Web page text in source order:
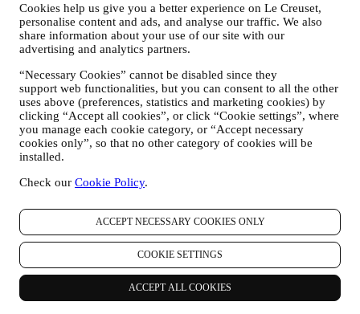
Cookies help us give you a better experience on Le Creuset,
personalise content and ads, and analyse our traffic. We also
share information about your use of our site with our
advertising and analytics partners.
“Necessary Cookies” cannot be disabled since they
support web functionalities, but you can consent to all the other
uses above (preferences, statistics and marketing cookies) by
clicking “Accept all cookies”, or click “Cookie settings”, where
you manage each cookie category, or “Accept necessary
cookies only”, so that no other category of cookies will be
installed.
Check our Cookie Policy.
ACCEPT NECESSARY COOKIES ONLY
COOKIE SETTINGS
ACCEPT ALL COOKIES
initiativer knyttet til Le Creuset, som er utarbeidet av
konsernet datterselskaper og lokale partnere, også avhengig
av dine preferanser. Vi vil kontakte deg på e-post, med
tekstmeldinger eller via sosiale medier, men også ved hjelp av
Creusets produkter eller åpning av nye butikker, eksklusive
arrangementer, konkurranser, undersøkelser, demonstrasjoner
organisert av Le Creuset eller spesielle tilbud du kanskje er
interessert i å få høre om. Slik kommunikasjon kan være valgt
ut eller skreddersydd for deg basert på opplysninger vi har om
deg, slik som hvor du bor og din kjøpshistorikk, eller
dine for å forstå dine interesser bedre. Dette gjør det mulig for
mer relevant og interessant. Opplysningene om deg vil ikke
brukes til andre formål. Vi samler også inn statistikk om e-
post-åpning og klikk ved hjelp av bransjens standardteknikker
for å hjelpe oss med å vite hvordan nyhetsbrevene våre blir
mottatt. Denne behandlingen er basert på ditt samtykke til å
motta personlig tilpasset markedsføringsmateriell fra oss. Du
velger selv hvilke personlige opplysninger som samles inn,